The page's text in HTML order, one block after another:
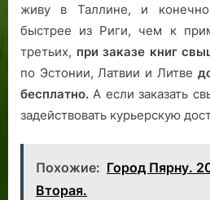
живу в Таллине, и
быстрее из Риги, чем к
третьих, при заказе книг
по Эстонии, Латвии и Литве
бесплатно. А если заказать
задействовать курьерскую
Похожие: Город Пярну.
Вторая.